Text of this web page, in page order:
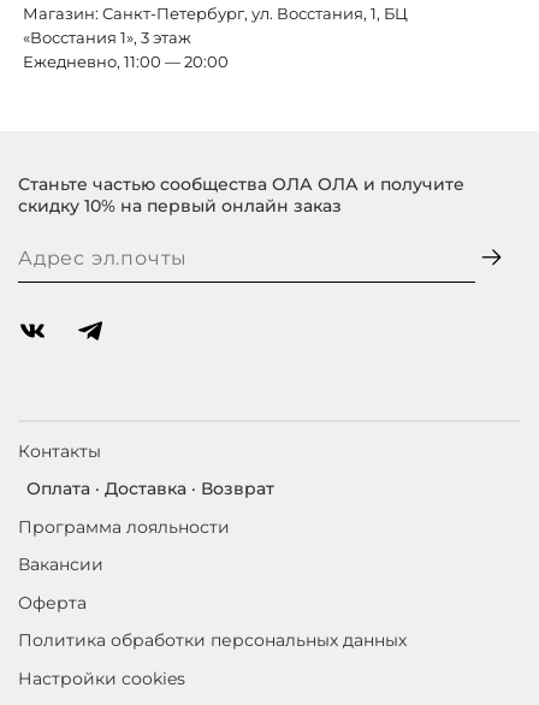
Магазин: Санкт-Петербург, ул. Восстания, 1, БЦ
«Восстания 1», 3 этаж
Ежедневно, 11:00 — 20:00
Контакты
Оплата · Доставка · Возврат
Программа лояльности
Вакансии
Оферта
Политика обработки персональных данных
Настройки cookies
Станьте частью сообщества ОЛА ОЛА и получите
скидку 10% на первый онлайн заказ